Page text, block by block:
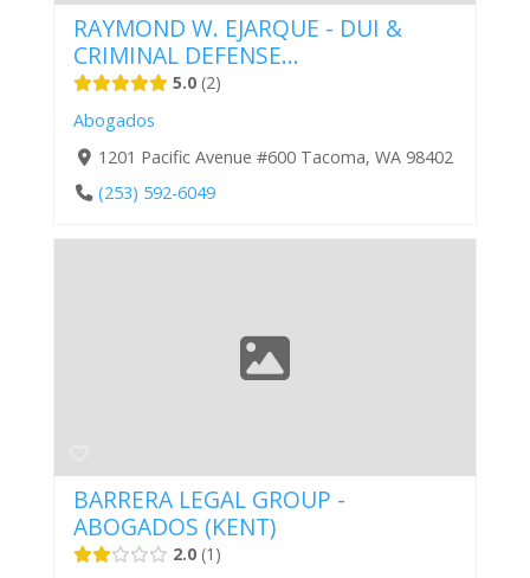
RAYMOND W. EJARQUE - DUI &
CRIMINAL DEFENSE...
5.0 2
Abogados
1201 Pacific Avenue #600 Tacoma, WA 98402
(253) 592-6049
BARRERA LEGAL GROUP -
ABOGADOS (KENT)
2.0 1